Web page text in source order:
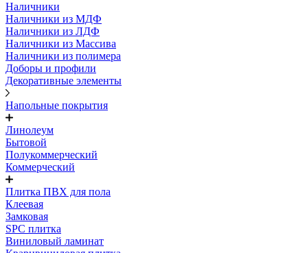
Наличники
Наличники из МДФ
Наличники из ЛДФ
Наличники из Массива
Наличники из полимера
Доборы и профили
Декоративные элементы
Напольные покрытия
Линолеум
Бытовой
Полукоммерческий
Коммерческий
Плитка ПВХ для пола
Клеевая
Замковая
SPC плитка
Виниловый ламинат